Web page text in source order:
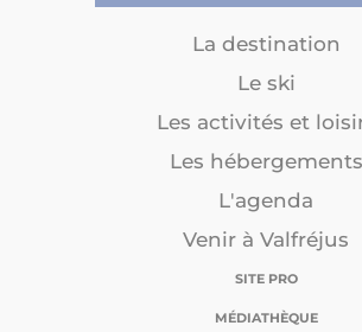
La destination
Le ski
Les activités et
Les hébergements
L'agenda
Venir à Valfréjus
SITE PRO
MÉDIATHÈQUE